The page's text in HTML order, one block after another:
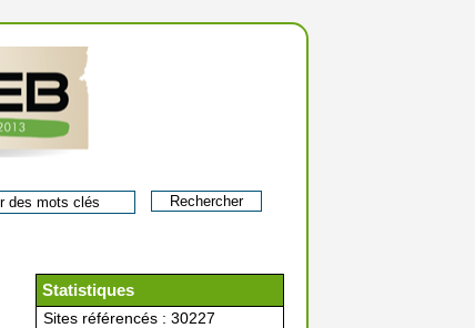
Statistiques
Sites référencés : 30227